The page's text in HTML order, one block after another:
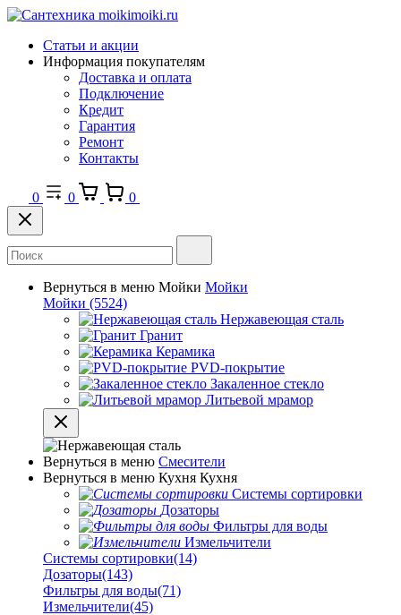
Статьи и акции
Информация покупателям
Доставка и оплата
Подключение
Кредит
Гарантия
Ремонт
Контакты
0 0 0
Вернуться в меню Мойки Мойки
Мойки (5524)
Нержавеющая сталь
Гранит
Керамика
PVD-покрытие
Закаленное стекло
Литьевой мрамор
Вернуться в меню Смесители
Вернуться в меню Кухня Кухня
Системы сортировки
Дозаторы
Фильтры для воды
Измельчители
Системы сортировки(14)
Дозаторы(143)
Фильтры для воды(71)
Измельчители(45)